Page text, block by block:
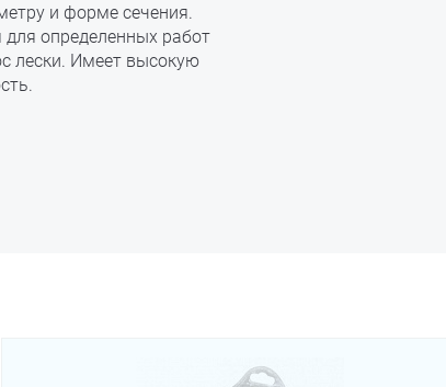
и форме сечения.
определенных работ
лески. Имеет высокую